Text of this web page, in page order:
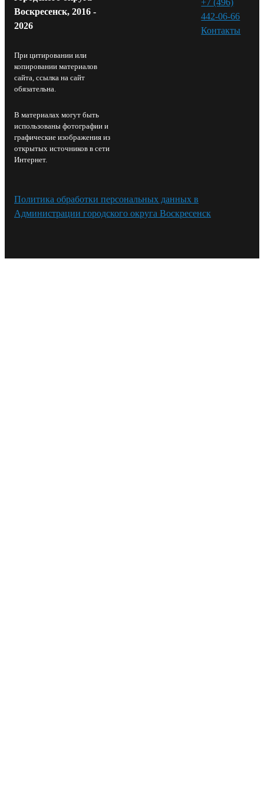
Воскресенск, 2016 -
2026
При цитировании или
копировании материалов
сайта, ссылка на сайт
обязательна.
В материалах могут быть
использованы фотографии и
графические изображения из
открытых источников в сети
Интернет.
442-06-66
Контакты⁠
Политика обработки персональных данных в
Администрации городского округа Воскресенск